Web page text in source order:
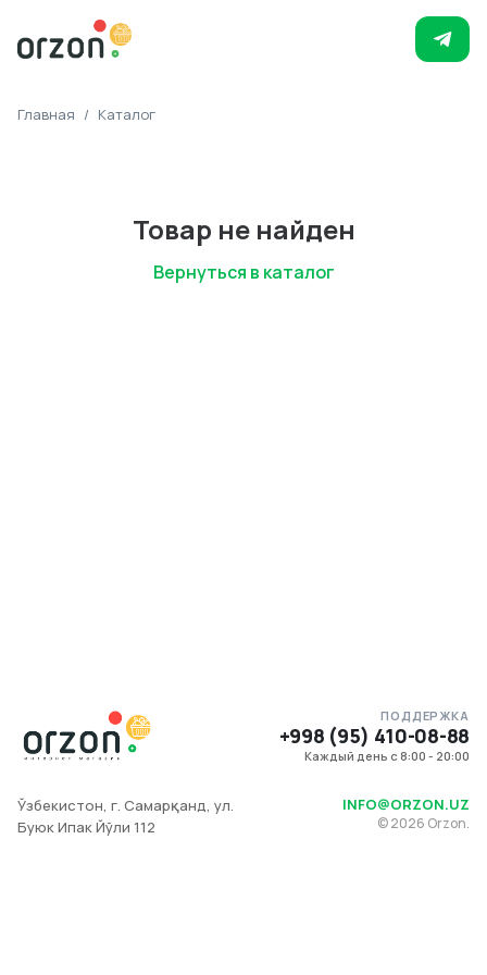
Главная / Каталог
Товар не найден
Вернуться в каталог
ПОДДЕРЖКА
+998 (95) 410-08-88
Каждый день с 8:00 - 20:00
Ўзбекистон, г. Самарқанд, ул.
Буюк Ипак Йўли 112
INFO@ORZON.UZ
©2026 Orzon.